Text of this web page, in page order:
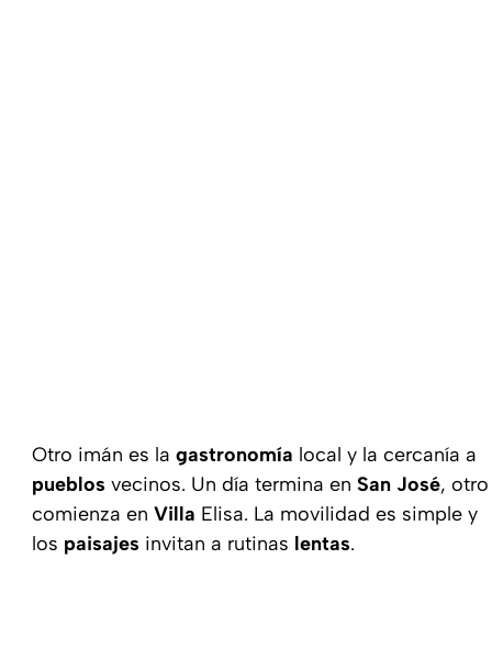
Otro imán es la gastronomía local y la cercanía a
pueblos vecinos. Un día termina en San José, otro
comienza en Villa Elisa. La movilidad es simple y
los paisajes invitan a rutinas lentas.